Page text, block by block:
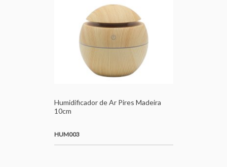
Humidificador de Ar Pires Madeira
10cm
HUM003